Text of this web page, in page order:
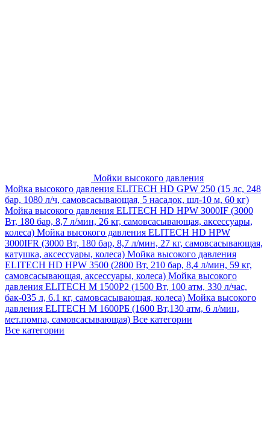
Мойки высокого давления
Мойка высокого давления ELITECH HD GPW 250 (15 лс, 248
бар, 1080 л/ч, самовсасывающая, 5 насадок, шл-10 м, 60 кг)
Мойка высокого давления ELITECH HD HPW 3000IF (3000
Вт, 180 бар, 8,7 л/мин, 26 кг, самовсасывающая, аксессуары,
колеса) Мойка высокого давления ELITECH HD HPW
3000IFR (3000 Вт, 180 бар, 8,7 л/мин, 27 кг, самовсасывающая,
катушка, аксессуары, колеса) Мойка высокого давления
ELITECH HD HPW 3500 (2800 Вт, 210 бар, 8,4 л/мин, 59 кг,
самовсасывающая, аксессуары, колеса) Мойка высокого
давления ELITECH M 1500P2 (1500 Вт, 100 атм, 330 л/час,
бак-035 л, 6.1 кг, самовсасывающая, колеса) Мойка высокого
давления ELITECH М 1600РБ (1600 Вт,130 атм, 6 л/мин,
мет.помпа, самовсасывающая) Все категории
Все категории